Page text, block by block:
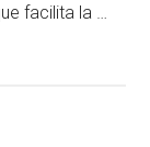
facilita la …